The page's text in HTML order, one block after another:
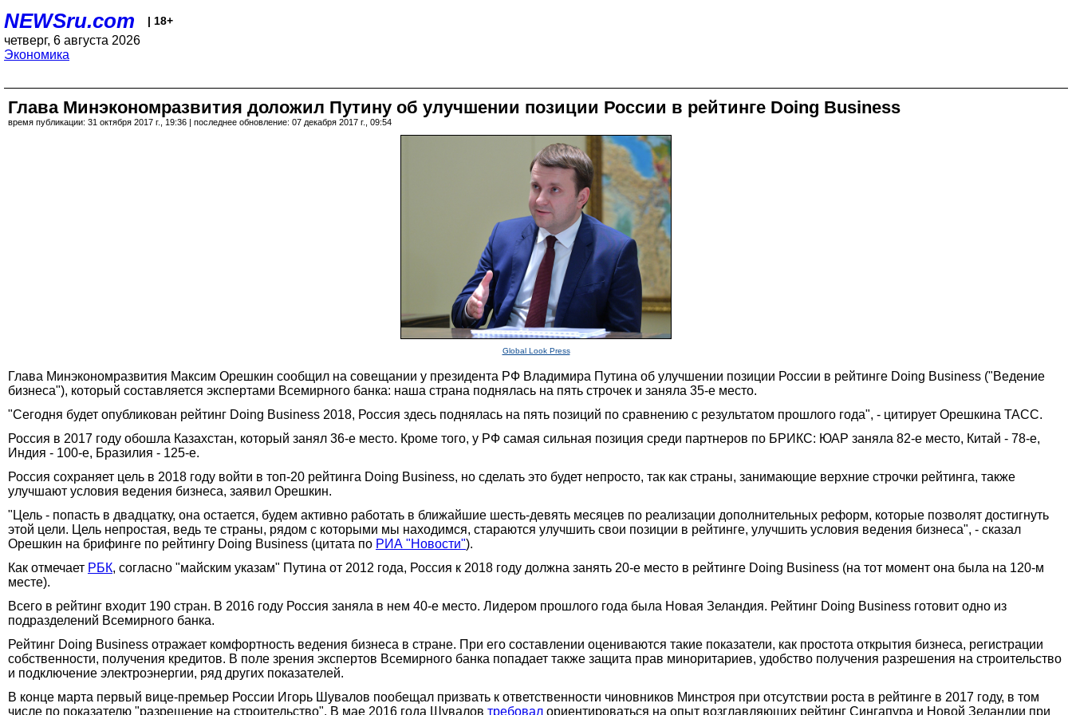
NEWSru.com | 18+
четверг, 6 августа 2026
Экономика
Глава Минэкономразвития доложил Путину об улучшении позиции России в рейтинге Doing Business
время публикации: 31 октября 2017 г., 19:36 | последнее обновление: 07 декабря 2017 г., 09:54
Global Look Press
Глава Минэкономразвития Максим Орешкин сообщил на совещании у президента РФ Владимира Путина об улучшении позиции России в рейтинге Doing Business ("Ведение
бизнеса"), который составляется экспертами Всемирного банка: наша страна поднялась на пять строчек и заняла 35-е место.
"Cегодня будет опубликован рейтинг Doing Business 2018, Россия здесь поднялась на пять позиций по сравнению с результатом прошлого года", - цитирует Орешкина ТАСС.
Россия в 2017 году обошла Казахстан, который занял 36-е место. Кроме того, у РФ самая сильная позиция среди партнеров по БРИКС: ЮАР заняла 82-е место, Китай - 78-е,
Индия - 100-е, Бразилия - 125-е.
Россия сохраняет цель в 2018 году войти в топ-20 рейтинга Doing Business, но сделать это будет непросто, так как страны, занимающие верхние строчки рейтинга, также
улучшают условия ведения бизнеса, заявил Орешкин.
"Цель - попасть в двадцатку, она остается, будем активно работать в ближайшие шесть-девять месяцев по реализации дополнительных реформ, которые позволят достигнуть
этой цели. Цель непростая, ведь те страны, рядом с которыми мы находимся, стараются улучшить свои позиции в рейтинге, улучшить условия ведения бизнеса", - сказал
Орешкин на брифинге по рейтингу Doing Business (цитата по РИА "Новости").
Как отмечает РБК, согласно "майским указам" Путина от 2012 года, Россия к 2018 году должна занять 20-е место в рейтинге Doing Business (на тот момент она была на 120-м
месте).
Всего в рейтинг входит 190 стран. В 2016 году Россия заняла в нем 40-е место. Лидером прошлого года была Новая Зеландия. Рейтинг Doing Business готовит одно из
подразделений Всемирного банка.
Рейтинг Doing Business отражает комфортность ведения бизнеса в стране. При его составлении оцениваются такие показатели, как простота открытия бизнеса, регистрации
собственности, получения кредитов. В поле зрения экспертов Всемирного банка попадает также защита прав миноритариев, удобство получения разрешения на строительство
и подключение электроэнергии, ряд других показателей.
В конце марта первый вице-премьер России Игорь Шувалов пообещал призвать к ответственности чиновников Минстроя при отсутствии роста в рейтинге в 2017 году, в том
числе по показателю "разрешение на строительство". В мае 2016 года Шувалов требовал ориентироваться на опыт возглавляющих рейтинг Сингапура и Новой Зеландии при